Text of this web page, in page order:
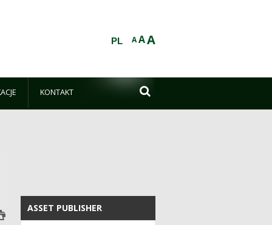
AAA
PL
KONTAKT 
ASSET PUBLISHER
ASSET PUBLISHER